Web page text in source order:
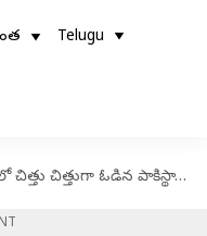
Telugu
ఓడిన పాకిస్థాన్.. సునీల్ ఛెత్రి హ్యాట్రిక్ గోల్స్